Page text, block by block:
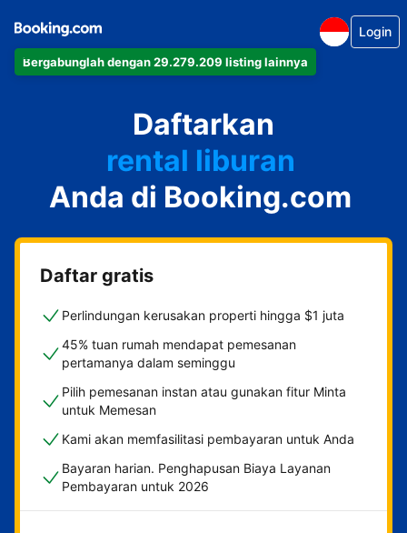
Bergabunglah dengan 29.279.209 listing lainnya
Login
Daftarkan
apartemen
hotel
rental liburan
guest house
bed & breakfast
Anda di Booking.com
Daftar gratis
Perlindungan kerusakan properti hingga $1 juta
45% tuan rumah mendapat pemesanan
pertamanya dalam seminggu
Pilih pemesanan instan atau gunakan fitur Minta
untuk Memesan
Kami akan memfasilitasi pembayaran untuk Anda
Bayaran harian. Penghapusan Biaya Layanan
Pembayaran untuk 2026